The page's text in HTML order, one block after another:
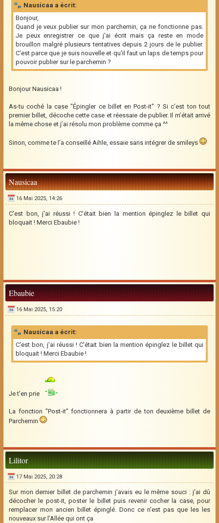
Nausicaa a écrit:
Bonjour,
Quand je veux publier sur mon parchemin, ça ne fonctionne pas.
Je peux enregistrer ce que j'ai écrit mais ça reste en mode
brouillon malgré plusieurs tentatives depuis 2 jours de le publier.
C'est parce que je suis nouvelle et qu'il faut un laps de temps pour
pouvoir publier sur le parchemin ?
Bonjour Nausicaa !
As-tu coché la case "Épingler ce billet en Post-it" ? Si c’est ton tout
premier billet, décoche cette case et réessaie de publier. Il m’était arrivé
la même chose et j’ai résolu mon problème comme ça ^^
Sinon, comme te l’a conseillé Aihle, essaie sans intégrer de smileys
Nausicaa
16 Mai 2025, 14:26
C'est bon, j'ai réussi ! C'était bien la mention épinglez le billet qui
bloquait ! Merci Ebaubie !
Ebaubie
16 Mai 2025, 15:20
Nausicaa a écrit:
C'est bon, j'ai réussi ! C'était bien la mention épinglez le billet qui
bloquait ! Merci Ebaubie !
Je t’en prie
La fonction "Post-it" fonctionnera à partir de ton deuxième billet de
Parchemin
Lilitor
17 Mai 2025, 20:28
Sur mon dernier billet de parchemin j'avais eu le même souci : j'ai dû
décocher le post-it, poster le billet puis revenir cocher la case, pour
remplacer mon ancien billet épinglé. Donc ce n'est pas que les les
nouveaux sur l'Allée qui ont ça